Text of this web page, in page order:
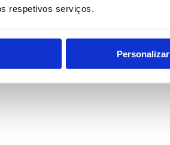
respetivos serviços.
Personalizar